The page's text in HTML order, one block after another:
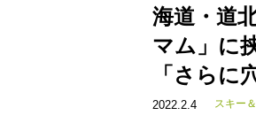
海道・道
マム」に
「さらに
2022.2.4 スキー